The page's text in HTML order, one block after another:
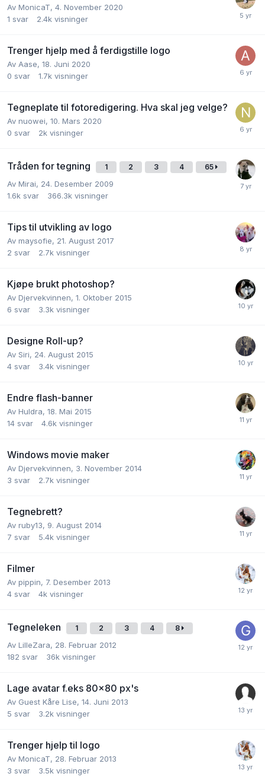
Av MonicaT, 4. November 2020
1 svar 2.4k visninger
Trenger hjelp med å ferdigstille logo
Av Aase, 18. Juni 2020
0 svar 1.7k visninger
Tegneplate til fotoredigering. Hva skal jeg velge?
Av nuowei, 10. Mars 2020
0 svar 2k visninger
Tråden for tegning 1 2 3 4 65
Av Mirai, 24. Desember 2009
1.6k svar 366.3k visninger
Tips til utvikling av logo
Av maysofie, 21. August 2017
2 svar 2.7k visninger
Kjøpe brukt photoshop?
Av Djervekvinnen, 1. Oktober 2015
6 svar 3.3k visninger
Designe Roll-up?
Av Siri, 24. August 2015
4 svar 3.4k visninger
Endre flash-banner
Av Huldra, 18. Mai 2015
14 svar 4.6k visninger
Windows movie maker
Av Djervekvinnen, 3. November 2014
3 svar 2.7k visninger
Tegnebrett?
Av ruby13, 9. August 2014
7 svar 5.4k visninger
Filmer
Av pippin, 7. Desember 2013
4 svar 4k visninger
Tegneleken 1 2 3 4 8
Av LilleZara, 28. Februar 2012
182 svar 36k visninger
Lage avatar f.eks 80x80 px's
Av Guest Kåre Lise, 14. Juni 2013
5 svar 3.2k visninger
Trenger hjelp til logo
Av MonicaT, 28. Februar 2013
3 svar 3.5k visninger